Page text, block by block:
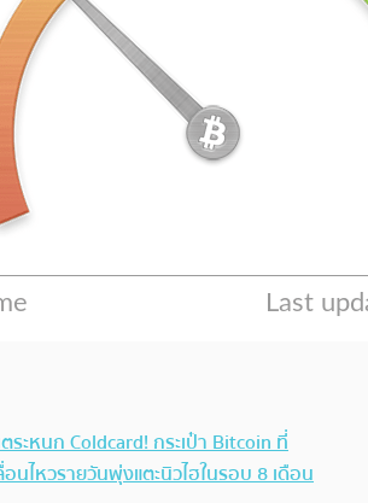
ระหนก Coldcard! กระเป๋า Bitcoin ที่
อนไหวรายวันพุ่งแตะนิวไฮในรอบ 8 เดือน